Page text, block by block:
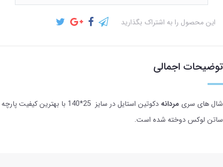
این محصول را به اشتراک بگذارید
توضیحات اجمالی
شال های سری مردانه
دکوتین استایل در سایز 25*140 با بهترین کیفیت پارچه
ساتن لوکس دوخته شده است.